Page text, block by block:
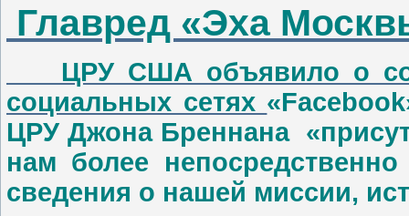
Главред «Эха
ЦРУ США объявило о
социальных сетях
ЦРУ Джона Бреннана
нам более
сведения о нашей миссии,